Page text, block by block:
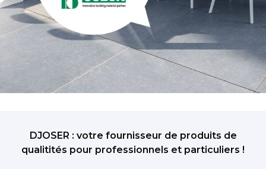
DJOSER : votre fournisseur de produits de
qualitités pour professionnels et particuliers !